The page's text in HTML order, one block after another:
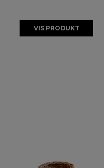
VIS PRODUKT